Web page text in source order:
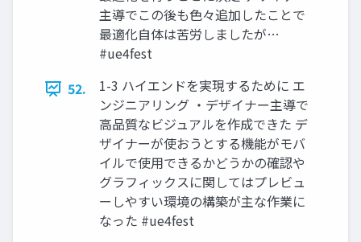
主導でこの後も色々追加したことで
最適化自体は苦労しましたが…
#ue4fest
52.
1-3 ハイエンドを実現するために エ
ンジニアリング ・デザイナー主導で
高品質なビジュアルを作成できた デ
ザイナーが使おうとする機能がモバ
イルで使用できるかどうかの確認や
グラフィックスに関してはプレビュ
ーしやすい環境の構築が主な作業に
なった #ue4fest